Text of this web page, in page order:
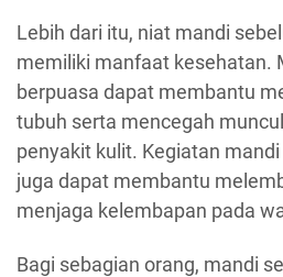
Lebih dari itu, niat mandi
memiliki manfaat kesehatan.
berpuasa dapat membantu
tubuh serta mencegah
penyakit kulit. Kegiatan
juga dapat membantu
menjaga kelembapan pada
Bagi sebagian orang, mandi